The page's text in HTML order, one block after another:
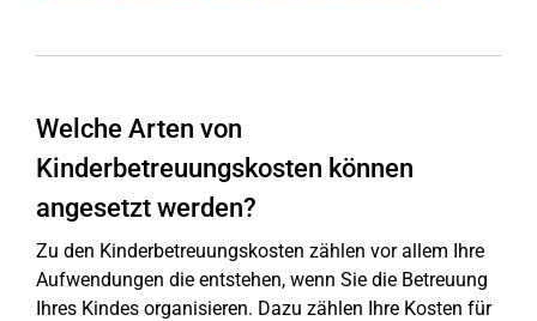
Welche Arten von
Kinderbetreuungskosten können
angesetzt werden?
Zu den Kinderbetreuungskosten zählen vor allem Ihre
Aufwendungen die entstehen, wenn Sie die Betreuung
Ihres Kindes organisieren. Dazu zählen Ihre Kosten für